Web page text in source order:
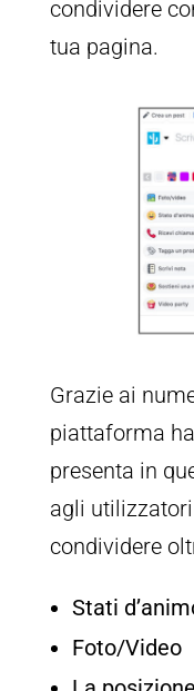
condividere
tua pagina.
Grazie ai
piattaforma
presenta in
agli
condividere
Stati
Foto/Video